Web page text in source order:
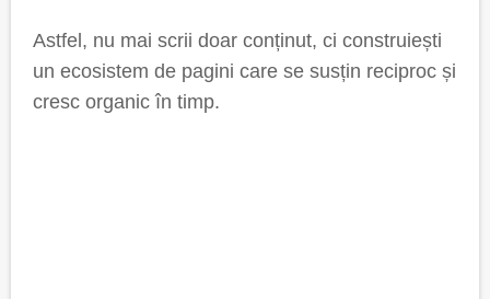
Astfel, nu mai scrii doar conținut, ci construiești
un ecosistem de pagini care se susțin reciproc și
cresc organic în timp.